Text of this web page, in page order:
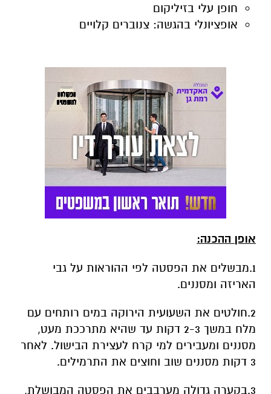
חופן עלי בזיליקום
אופציונלי בהגשה: צנוברים קלויים
אופן ההכנה:
1.מבשלים את הפסטה לפי ההוראות על גבי
האריזה ומסננים.
2.חולטים את השעועית הירוקה במים רותחים עם
מלח במשך 2-3 דקות עד שהיא מתרככת מעט,
מסננים ומעבירים למי קרח לעצירת הבישול. לאחר
3 דקות מסננים שוב וחוצים את התרמילים.
3.בקערה גדולה מערבבים את הפסטה המבושלת,